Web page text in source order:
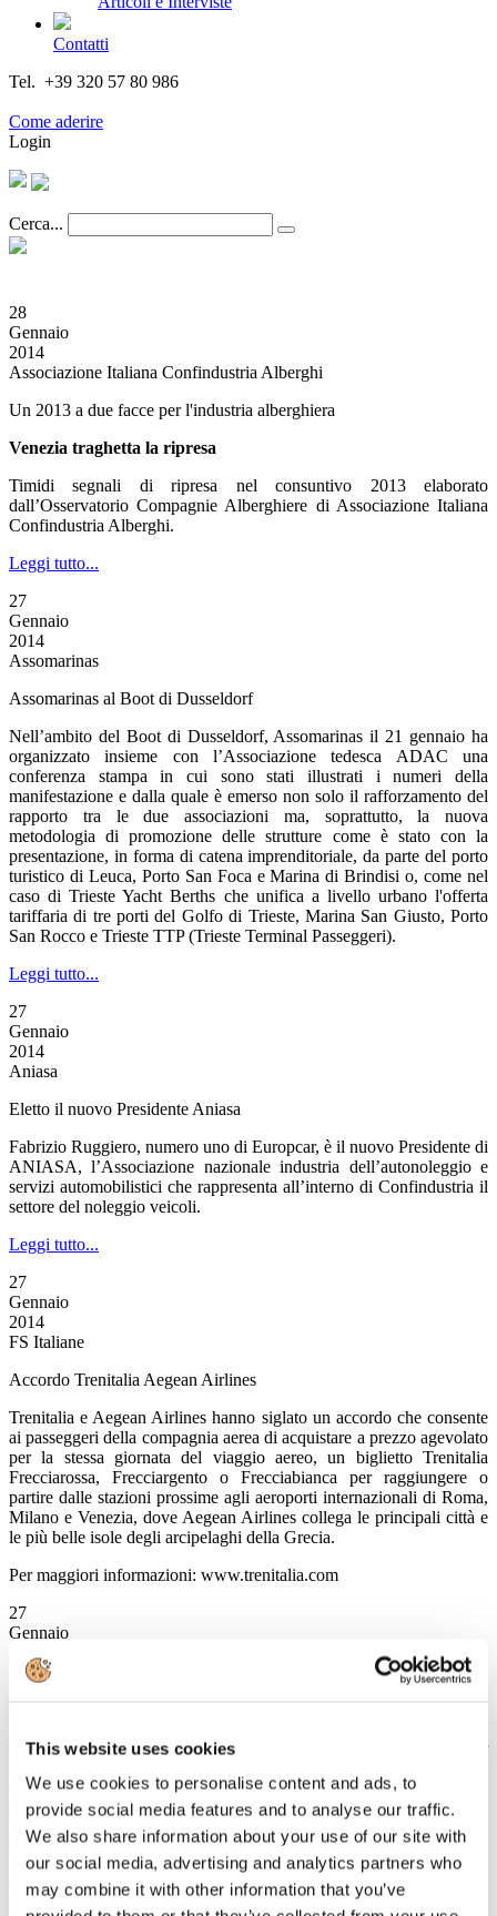
This website uses cookies
We use cookies to personalise content and ads, to
provide social media features and to analyse our traffic.
We also share information about your use of our site with
our social media, advertising and analytics partners who
may combine it with other information that you’ve
Contatti
Tel. +39 320 57 80 986
Come aderire
Login
Cerca...
28
Gennaio
2014
Associazione Italiana Confindustria Alberghi
Un 2013 a due facce per l'industria alberghiera
Venezia traghetta la ripresa
Timidi segnali di ripresa nel consuntivo 2013 elaborato
dall’Osservatorio Compagnie Alberghiere di Associazione Italiana
Confindustria Alberghi.
Leggi tutto...
27
Gennaio
2014
Assomarinas
Assomarinas al Boot di Dusseldorf
Nell’ambito del Boot di Dusseldorf, Assomarinas il 21 gennaio ha
organizzato insieme con l’Associazione tedesca ADAC una
conferenza stampa in cui sono stati illustrati i numeri della
manifestazione e dalla quale è emerso non solo il rafforzamento del
rapporto tra le due associazioni ma, soprattutto, la nuova
metodologia di promozione delle strutture come è stato con la
presentazione, in forma di catena imprenditoriale, da parte del porto
turistico di Leuca, Porto San Foca e Marina di Brindisi o, come nel
caso di Trieste Yacht Berths che unifica a livello urbano l'offerta
tariffaria di tre porti del Golfo di Trieste, Marina San Giusto, Porto
San Rocco e Trieste TTP (Trieste Terminal Passeggeri).
Leggi tutto...
27
Gennaio
2014
Aniasa
Eletto il nuovo Presidente Aniasa
Fabrizio Ruggiero, numero uno di Europcar, è il nuovo Presidente di
ANIASA, l’Associazione nazionale industria dell’autonoleggio e
servizi automobilistici che rappresenta all’interno di Confindustria il
settore del noleggio veicoli.
Leggi tutto...
27
Gennaio
2014
FS Italiane
Accordo Trenitalia Aegean Airlines
Trenitalia e Aegean Airlines hanno siglato un accordo che consente
ai passeggeri della compagnia aerea di acquistare a prezzo agevolato
per la stessa giornata del viaggio aereo, un biglietto Trenitalia
Frecciarossa, Frecciargento o Frecciabianca per raggiungere o
partire dalle stazioni prossime agli aeroporti internazionali di Roma,
Milano e Venezia, dove Aegean Airlines collega le principali città e
le più belle isole degli arcipelaghi della Grecia.
Per maggiori informazioni: www.trenitalia.com
27
Gennaio
FS Italiane
Biglietti d’ingresso al prezzo di uno e una corsia preferenziale per
CartaFreccia che raggiungeranno il capoluogo emiliano con le
Frecce Trenitalia.
Leggi tutto...
Gennaio